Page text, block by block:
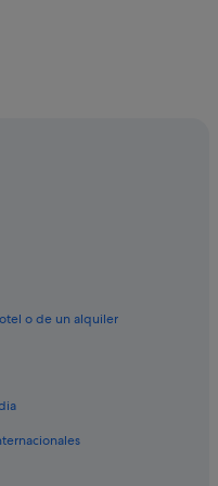
o de un alquiler